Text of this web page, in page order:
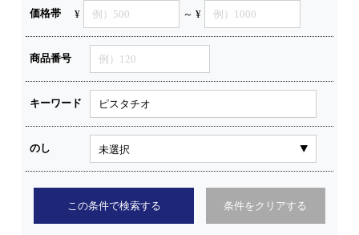
価格帯 ¥ ～ ¥
商品番号
キーワード
のし
この条件で検索する 条件をクリアする